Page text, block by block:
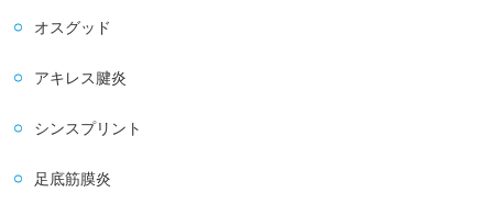
オスグッド
アキレス腱炎
シンスプリント
足底筋膜炎